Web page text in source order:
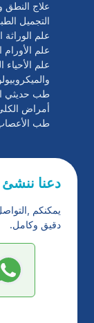
علاج النطق
التجميل
علم الوراثة
علم الأورام
علم الأحياء
طب حديثي
أمراض
طب
دعنا
يمكنكم
دقيق وكامل.